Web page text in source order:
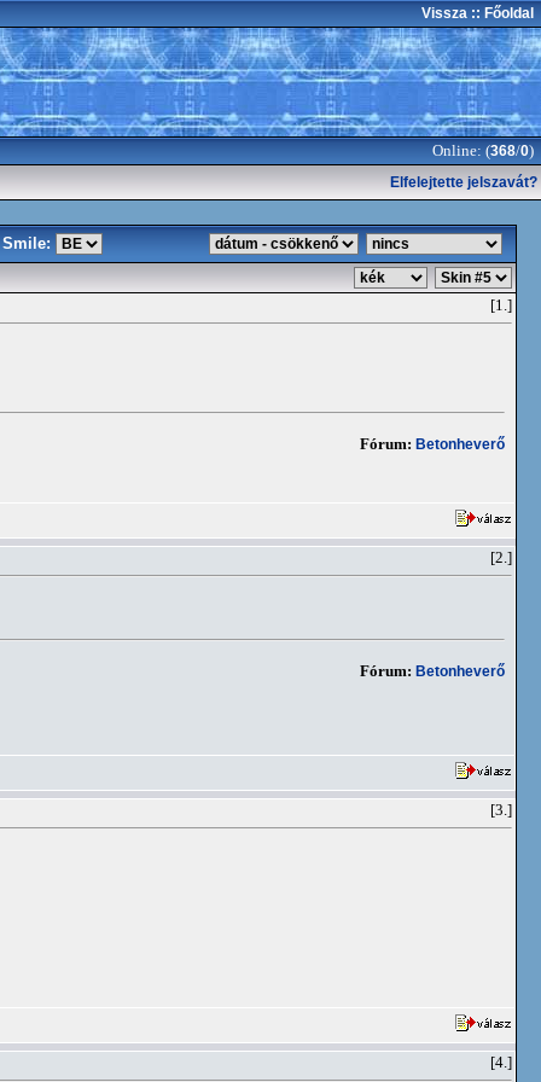
Vissza :: Főoldal
Online: (368/0)
Elfelejtette jelszavát?
Smile:
[1.]
Fórum: Betonheverő
[2.]
Fórum: Betonheverő
[3.]
[4.]